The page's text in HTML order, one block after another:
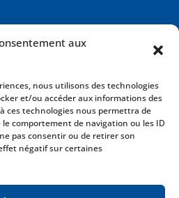
aux
nous utilisons des technologies
et/ou accéder aux informations des
ces technologies nous permettra de
comportement de navigation ou les ID
pas consentir ou de retirer son
négatif sur certaines